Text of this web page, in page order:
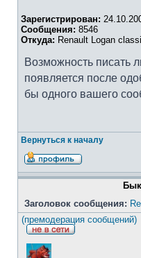
Зарегистрирован:
Сообщения: 8546
Откуда: Renault Logan
Возможность писать
появляется после
бы одного вашего
Вернуться к началу
Заголовок сообщения:
(премодерация сообщений)